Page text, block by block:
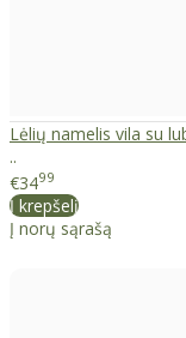
Lėlių namelis vila su
..
€3499
Į krepšelį
Į norų sąrašą